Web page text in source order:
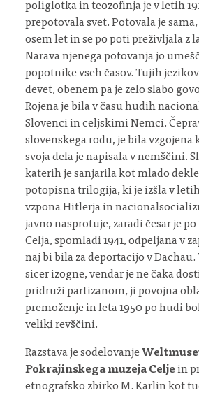
poliglotka in teozofinja je v letih
prepotovala svet. Potovala je
osem let in se po poti preživljala z
Narava njenega potovanja jo
popotnike vseh časov. Tujih
devet, obenem pa je zelo slabo
Rojena je bila v času hudih
Slovenci in celjskimi Nemci.
slovenskega rodu, je bila vzgojena
svoja dela je napisala v nemščini.
katerih je sanjarila kot mlado
potopisna trilogija, ki je izšla v letih
vzpona Hitlerja in
javno nasprotuje, zaradi česar je
Celja, spomladi 1941, odpeljana v
naj bi bila za deportacijo v Dachau.
sicer izogne, vendar je ne čaka
pridruži partizanom, ji povojna
premoženje in leta 1950 po hudi
veliki revščini.
Razstava je sodelovanje
Pokrajinskega muzeja Celje in
etnografsko zbirko M. Karlin kot